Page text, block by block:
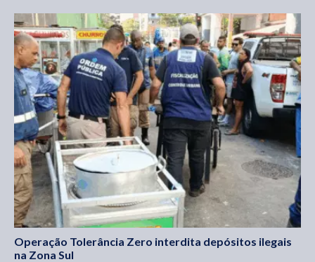
Operação Tolerância Zero interdita depósitos ilegais
na Zona Sul